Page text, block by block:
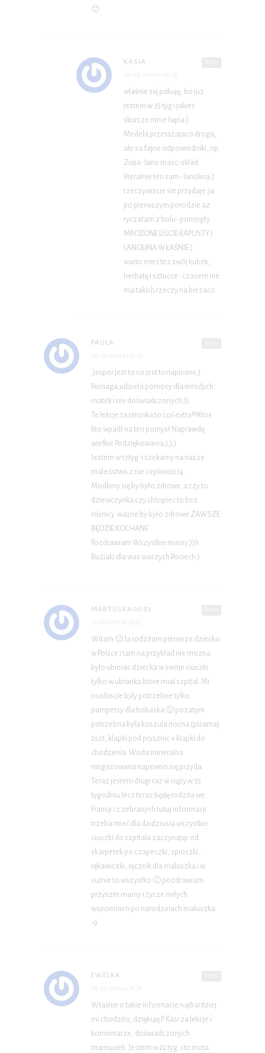
🙂
KASIA
09-05-2017 at 09:25
wlaśnie się pakuję, bo juz
jestem w 35 tyg i jakies
skurcze mnie łapia:)
Medela przerazajaco droga,
ale sa fajne odpowiedniki, np.
Ziaja- lano masc-sklad
literalnie ten sam- lanolina:)
rzeczywiscie sie przydaje,ja
po pierwszym porodzie az
ryczałam z bolu- pomogły
MROŻONE LIŚCIE KAPUSTY I
LANOLINA WŁAŚNIE:)
warto mieć tez swój kubek,
herbatę i sztucce- czasem nie
ma takich rzeczy na biezaco
PAULA
29-12-2009 at 21:01
;)super jest to co jest tu napisane;)
Pomaga,udziela pomocy dla młodych
matek i nie doświadczonych;))
Te lekcje,ta stronka to coś extra!!!Ktos
kto wpadł na ten pomysł Naprawdę
wielkie Podziękowania;););)
Jestem w 17tyg-i czekamy na nasze
maleństwo z nie cirpliwością..
Modlimy się by było zdrowe,a czy to
dziewczynka czy chłopiec to bez
różnicy..ważne by było zdrowe ZAWSZE
BĘDZIE KOCHANE
Pozdrawiam Wszystkie mamy;)))i
Buziaki dla was waszych Pociech;)
MARTUSKA0083
15-01-2010 at 15:23
Witam 🙂 Ja rodziłam pierwsze dziecko
w Polsce i tam na przykład nie mozna
bylo ubierac dziecka w swoje ciuszki
tylko w ubranka ktore mial szpital. Mi
osobiscie byly potrzebne tylko
pampersy dla bobaska 🙂 pozatym
potrzebna byla koszula nocna (piżama)
2szt, klapki pod prysznic + klapki do
chodzenia. Woda mineralna
niegazowana napewno się przyda.
Teraz jestem drugi raz w ciąży w 35
tygodniu lecz teraz będę rodziła we
Francji i z zebranych tutaj informacji
trzeba mieć dla dzidziusia wszystkie
ciuszki do szpitala zaczynając od
skarpetek po czapeczki, spioszki,
rękawiczki, ręcznik dla maluszka i w
sumie to wszystko 🙂 pozdrawiam
przyszłe mamy i życze miłych
wspomnień po narodzinach maluszka
:0
EWELKA
01-03-2010 at 11:58
Właśnie o takie informacje najbardziej
mi chodziło, dziękuję P. Kasi za lekcje i
komentarze, doświadczonych
mamusiek. Jestem w 22 tyg. i to moja